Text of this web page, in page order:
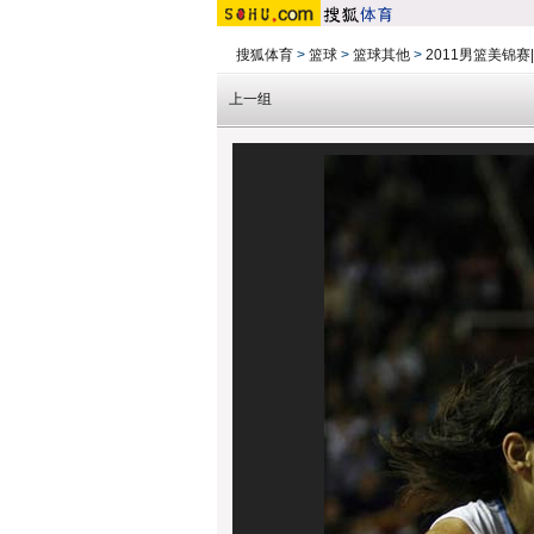
搜狐体育 > 篮球 > 篮球其他 > 2011男篮美锦
上一组